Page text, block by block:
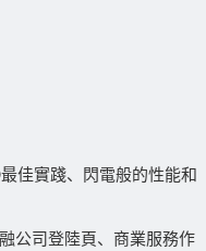
佳實踐、閃電般的性能和
公司登陸頁、商業服務作